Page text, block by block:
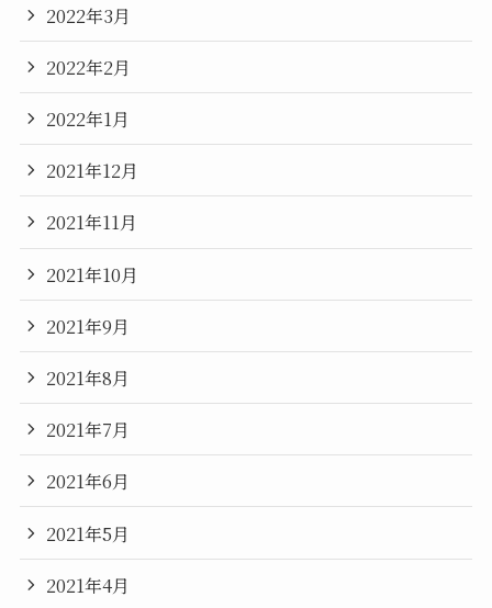
2022年3月
2022年2月
2022年1月
2021年12月
2021年11月
2021年10月
2021年9月
2021年8月
2021年7月
2021年6月
2021年5月
2021年4月